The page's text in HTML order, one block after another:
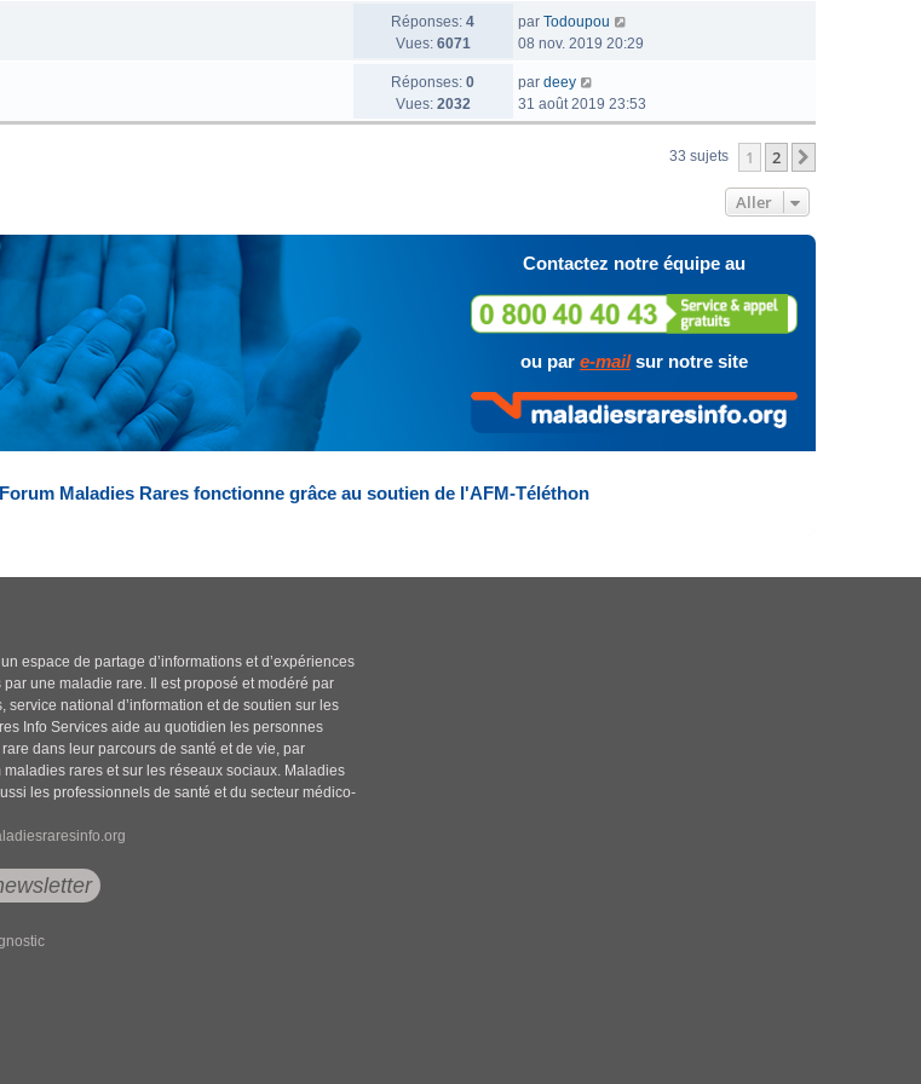
Réponses: 4
Vues: 6071
par Todoupou
08 nov. 2019 20:29
Réponses: 0
Vues: 2032
par deey
31 août 2019 23:53
33 sujets 1 2
Aller
Contactez notre équipe au
ou par e-mailsur notre site
Maladies Rares fonctionne grâce au soutien de l'AFM-Téléthon
espace de partage d’informations et d’expériences
une maladie rare. Il est proposé et modéré par
service national d’information et de soutien sur les
Info Services aide au quotidien les personnes
dans leur parcours de santé et de vie, par
rares et sur les réseaux sociaux. Maladies
les professionnels de santé et du secteur médico-